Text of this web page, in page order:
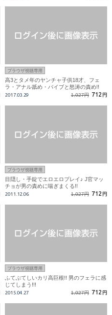
ブラウザ視聴専用
高3とタメ年のヤンチャ子供18才、フェ
ラ・アナル舐め・バイブと怒涛の責め!!
2017.03.29 1,027円 712 円
ブラウザ視聴専用
目隠し・手錠でエロエロプレイ♪ J官マッ
チョが男の責めに喘ぎまくる!!
2011.12.06 1,027円 712 円
ブラウザ視聴専用
ふてぶてしいカリ高巨根!! 男のフェラに感
じてしまう!!!
2015.04.27 1,027円 712 円